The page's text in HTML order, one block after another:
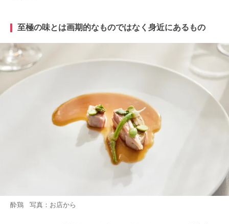
至極の味とは画期的なものではなく身近にあるもの
酔鶏 写真：お店から